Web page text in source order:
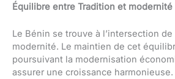
Équilibre entre Tradition et modernité
Le Bénin se trouve à l’intersection
modernité. Le maintien de cet
poursuivant la modernisation
assurer une croissance